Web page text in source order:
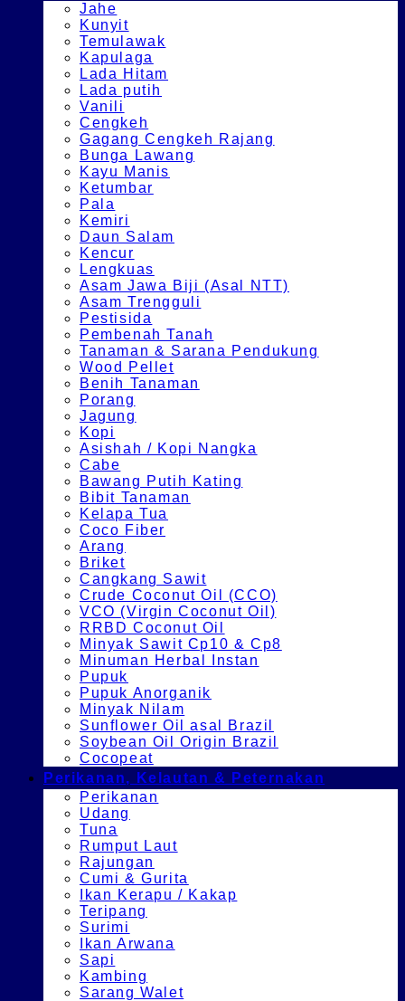
Jahe
Kunyit
Temulawak
Kapulaga
Lada Hitam
Lada putih
Vanili
Cengkeh
Gagang Cengkeh Rajang
Bunga Lawang
Kayu Manis
Ketumbar
Pala
Kemiri
Daun Salam
Kencur
Lengkuas
Asam Jawa Biji (Asal NTT)
Asam Trengguli
Pestisida
Pembenah Tanah
Tanaman & Sarana Pendukung
Wood Pellet
Benih Tanaman
Porang
Jagung
Kopi
Asishah / Kopi Nangka
Cabe
Bawang Putih Kating
Bibit Tanaman
Kelapa Tua
Coco Fiber
Arang
Briket
Cangkang Sawit
Crude Coconut Oil (CCO)
VCO (Virgin Coconut Oil)
RRBD Coconut Oil
Minyak Sawit Cp10 & Cp8
Minuman Herbal Instan
Pupuk
Pupuk Anorganik
Minyak Nilam
Sunflower Oil asal Brazil
Soybean Oil Origin Brazil
Cocopeat
Perikanan, Kelautan & Peternakan
Perikanan
Udang
Tuna
Rumput Laut
Rajungan
Cumi & Gurita
Ikan Kerapu / Kakap
Teripang
Surimi
Ikan Arwana
Sapi
Kambing
Sarang Walet